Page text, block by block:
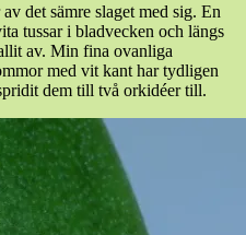
det sämre slaget med sig. En
tussar i bladvecken och längs
av. Min fina ovanliga
med vit kant har tydligen
dem till två orkidéer till.